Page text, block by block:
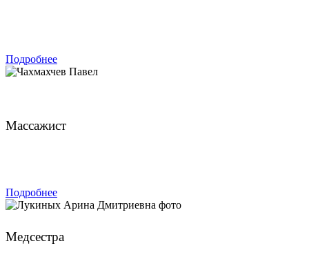
Подробнее
Массажист
Подробнее
Медсестра